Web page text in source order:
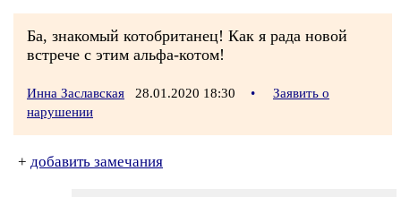
Ба, знакомый котобританец! Как я рада новой
встрече с этим альфа-котом!
Инна Заславская 28.01.2020 18:30 •
Заявить о
нарушении
+ добавить замечания